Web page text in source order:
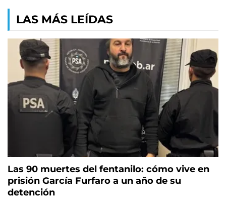
LAS MÁS LEÍDAS
Las 90 muertes del fentanilo: cómo vive en
prisión García Furfaro a un año de su
detención